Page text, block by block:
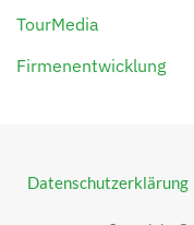
TourMedia
Firmenentwicklung
Datenschutzerklärung